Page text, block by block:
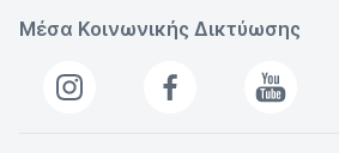
Μέσα Κοινωνικής Δικτύωσης